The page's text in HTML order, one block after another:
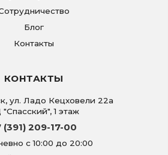
Блог
Контакты
КОНТАКТЫ
, ул. Ладо Кецховели 22а
1 этаж
(391) 209-17-00
с 10:00 до 20:00